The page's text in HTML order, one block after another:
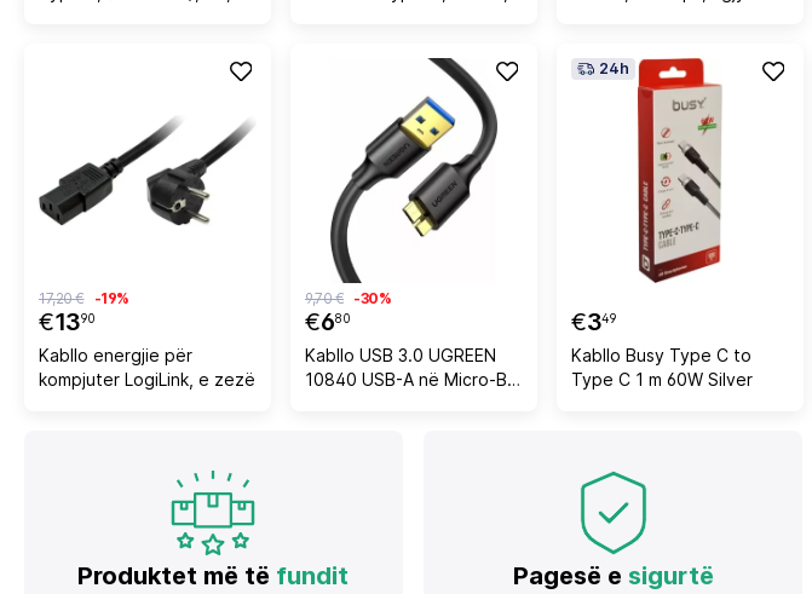
€1390
17,20 € -19%
Kabllo energjie për
kompjuter LogiLink, e zezë
€680
9,70 € -30%
Kabllo USB 3.0 UGREEN
10840 USB-A në Micro-B,
24h
€349
Kabllo Busy Type C to
Type C 1 m 60W Silver
Produktet më të fundit Pagesë e sigurtë